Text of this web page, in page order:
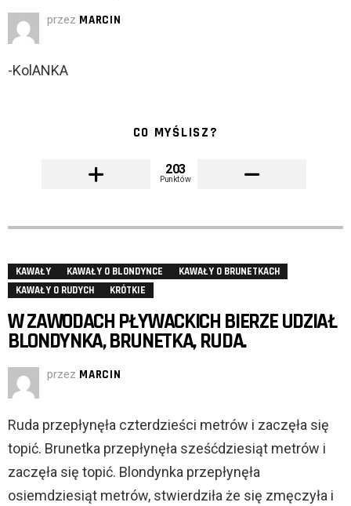
przez MARCIN
-KolANKA
CO MYŚLISZ?
203
Punktów
KAWAŁY KAWAŁY O BLONDYNCE
KAWAŁY O BRUNETKACH
KAWAŁY O RUDYCH
KRÓTKIE
W ZAWODACH PŁYWACKICH BIERZE UDZIAŁ
BLONDYNKA, BRUNETKA, RUDA.
przez MARCIN
Ruda przepłynęła czterdzieści metrów i zaczęła się
topić. Brunetka przepłynęła sześćdziesiąt metrów i
zaczęła się topić. Blondynka przepłynęła
osiemdziesiąt metrów, stwierdziła że się zmęczyła i